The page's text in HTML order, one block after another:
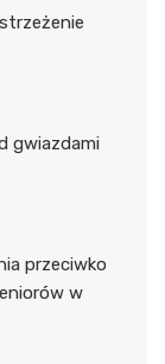
gwiazdami
przeciwko
w